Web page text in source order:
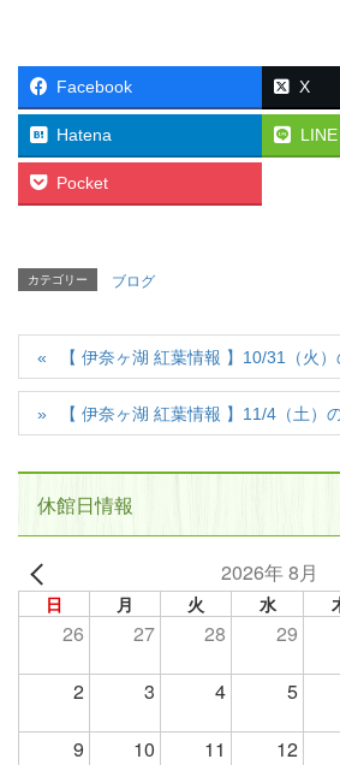
Facebook X
Hatena LINE
Pocket
カテゴリー ブログ
【 伊奈ヶ湖 紅葉情報 】10/31（火
【 伊奈ヶ湖 紅葉情報 】11/4（土）
休館日情報
2026年 8月
日 月 火 水
26 27 28 29
2 3 4 5
9 10 11 12